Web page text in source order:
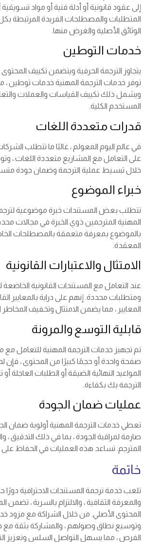
إلى عقود قانونية أو أدلة فنية أو مواد
المتطلبات والمصطلحات الفريدة المرتبطة
الوثائق الأصلية والغرض منها.
خدمات التوطين
يتجاوز الترجمة الحرفية ويتضمن تكييف
توفر خدمات الترجمة المهنية خدمات
ويشمل ذلك تكييف القياسات والعملات
المستخدم الكلية.
قدرات متعددة اللغات
في عالم اليوم المعولم ، غالبًا ما تتطلب
على التعامل مع المشاريع متعددة اللغات ،
خلال تبسيط عملية الترجمة وضمان جودة
خبراء الموضوع
تتطلب بعض المستندات خبرة موضوعية
المهنية المترجمين ذوي الخبرة في مجالات
بالموضوع بمعرفة متعمقة بالمصطلحات
المعقدة.
الامتثال والاعتبارات القانونية
عند التعامل مع المستندات القانونية الخاضعة
ومتطلبات محددة. إنهم على دراية بالمعايير
المعايير ، مما يضمن الامتثال وتخفيف المخاطر
قابلية التوسع والمرونة
تم تجهيز خدمات الترجمة المهنية للتعامل
صفحة واحدة أو حجمًا كبيرًا من المحتوى ، فإن
المواعيد النهائية الضيقة أو الطلبات العاجلة
الترجمة بك بكفاءة.
عمليات ضمان الجودة
تعطي خدمات الترجمة المهنية أولوية ضمان
صارمة لمراقبة الجودة ، بما في ذلك التدقيق ،
المترجم. تساعد هذه العمليات في الحفاظ على
خاتمة
تلعب خدمة ترجمة المستندات الاحترافية دورًا
والمعرفة الثقافية ، والالتزام بالسرية ،
المحتوى الأصلي. من خلال الشراكة مع مزود
وتوسيع نطاق وصولهم ، والمشاركة بثقة مع
الفرص ، مما يسهل التواصل السلس وتعزيز